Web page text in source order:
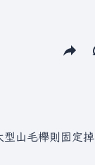
分享此頁
山毛櫸則固定